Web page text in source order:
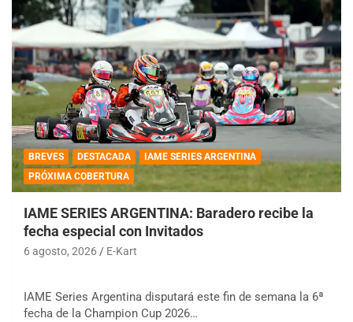
BREVES DESTACADA
IAME SERIES ARGENTINA
PRÓXIMA COBERTURA
IAME SERIES ARGENTINA: Baradero recibe la
fecha especial con Invitados
6 agosto, 2026 E-Kart
IAME Series Argentina disputará este fin de semana la 6ª
fecha de la Champion Cup 2026…